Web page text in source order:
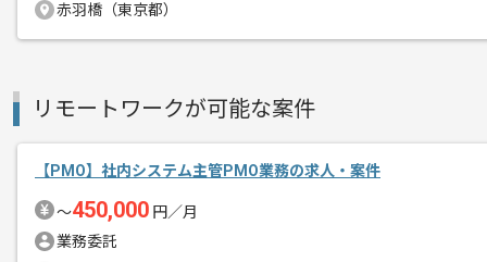
メント
PMOの経験を活かすことができます。
複数案件を保有している企業ですので、
ご経験と実績に応じて別案件のご提案
赤羽橋（東京都）
リモートワークが可能な案件
【PMO】社内システム主管PMO業務の求人・案件
〜450,000 円／月
業務委託